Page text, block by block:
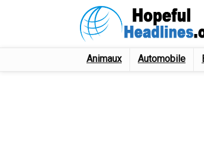
Animaux Automobile